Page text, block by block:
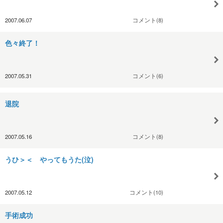
2007.06.07 コメント(8)
色々終了！
2007.05.31 コメント(6)
退院
2007.05.16 コメント(8)
うひ＞＜ やってもうた(泣)
2007.05.12 コメント(10)
手術成功